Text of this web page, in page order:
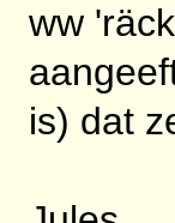
ww
is) dat